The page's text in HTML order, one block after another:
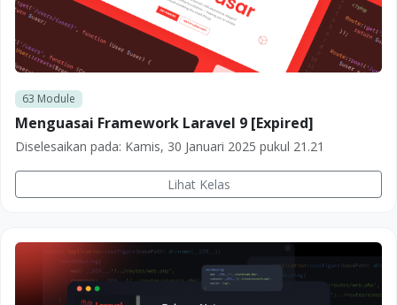
63 Module
Menguasai Framework Laravel 9 [Expired]
Diselesaikan pada: Kamis, 30 Januari 2025 pukul 21.21
Lihat Kelas